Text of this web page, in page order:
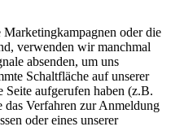
oder die
verwenden wir manchmal
absenden, um uns
Schaltfläche auf unserer
Seite aufgerufen haben (z.B.
das Verfahren zur Anmeldung
oder eines unserer